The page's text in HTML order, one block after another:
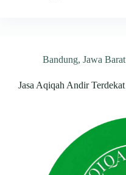
Bandung, Jawa Barat
Jasa Aqiqah Andir Terdekat